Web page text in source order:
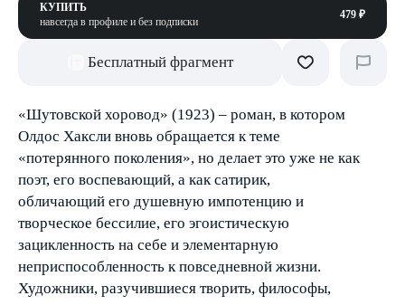
КУПИТЬ
навсегда в профиле и без подписки
479 ₽
Бесплатный фрагмент
«Шутовской хоровод» (1923) – роман, в котором
Олдос Хаксли вновь обращается к теме
«потерянного поколения», но делает это уже не как
поэт, его воспевающий, а как сатирик,
обличающий его душевную импотенцию и
творческое бессилие, его эгоистическую
зацикленность на себе и элементарную
неприспособленность к повседневной жизни.
Художники, разучившиеся творить, философы,